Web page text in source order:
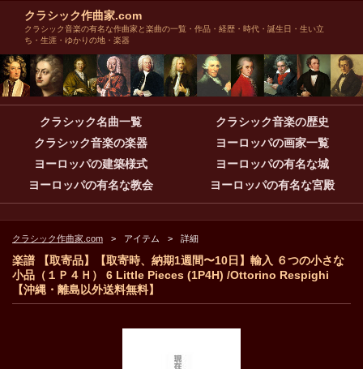
クラシック作曲家.com
クラシック音楽の有名な作曲家と楽曲の一覧・作品・経歴・時代・誕生日・生い立
ち・生涯・ゆかりの地・楽器
クラシック名曲一覧
クラシック音楽の歴史
クラシック音楽の楽器
ヨーロッパの画家一覧
ヨーロッパの建築様式
ヨーロッパの有名な城
ヨーロッパの有名な教会
ヨーロッパの有名な宮殿
クラシック作曲家.com アイテム 詳細
楽譜 【取寄品】【取寄時、納期1週間〜10日】輸入 ６つの小さな
小品（１Ｐ４Ｈ） 6 Little Pieces (1P4H) /Ottorino Respighi
【沖縄・離島以外送料無料】